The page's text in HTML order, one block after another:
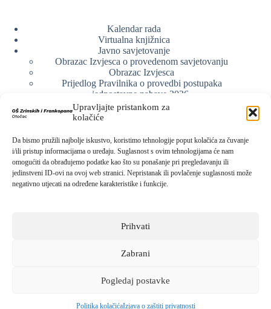
Upravljajte pristankom za
kolačiće
Da bismo pružili najbolje iskustvo, koristimo tehnologije poput kolačića za čuvanje
i/ili pristup informacijama o uređaju. Suglasnost s ovim tehnologijama će nam
omogućiti da obrađujemo podatke kao što su ponašanje pri pregledavanju ili
jedinstveni ID-ovi na ovoj web stranici. Nepristanak ili povlačenje suglasnosti može
negativno utjecati na određene karakteristike i funkcije.
Prihvati
Zabrani
Pogledaj postavke
Politika kolačićaIzjava o zaštiti privatnosti
Kalendar rada
Virtualna knjižnica
Javno savjetovanje
Obrazac Izvjesca o provedenom savjetovanju
Obrazac Izvjesca
Prijedlog Pravilnika o provedbi postupaka
jednostavne nabave 2026.
Obrazlozenje uz prijedlog Pravilnika o provedbi
postupka jednostavne nabave
Web arhiva
Politika o zaštiti privatnosti
Kralja Zvonimira 15, 53220 Otočac
053 771-019
Sva prava pridržana © 2026 -Osnovna škola Zrinskih i